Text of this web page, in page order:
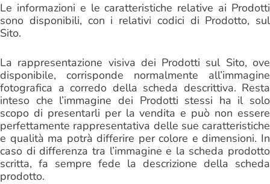
Le informazioni e le caratteristiche relative ai Prodotti
sono disponibili, con i relativi codici di Prodotto, sul
Sito.
La rappresentazione visiva dei Prodotti sul Sito, ove
disponibile, corrisponde normalmente all’immagine
fotografica a corredo della scheda descrittiva. Resta
inteso che l’immagine dei Prodotti stessi ha il solo
scopo di presentarli per la vendita e può non essere
perfettamente rappresentativa delle sue caratteristiche
e qualità ma potrà differire per colore e dimensioni. In
caso di differenza tra l’immagine e la scheda prodotto
scritta, fa sempre fede la descrizione della scheda
prodotto.